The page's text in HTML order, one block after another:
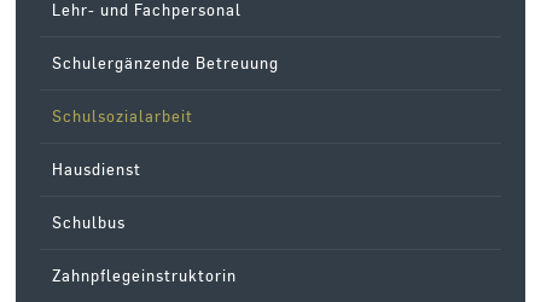
Lehr- und Fachpersonal
Schulergänzende Betreuung
Schulsozialarbeit
Hausdienst
Schulbus
Zahnpflegeinstruktorin